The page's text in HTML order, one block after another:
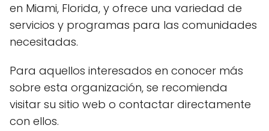
en Miami, Florida, y ofrece una variedad de
servicios y programas para las comunidades
necesitadas.
Para aquellos interesados en conocer más
sobre esta organización, se recomienda
visitar su sitio web o contactar directamente
con ellos.